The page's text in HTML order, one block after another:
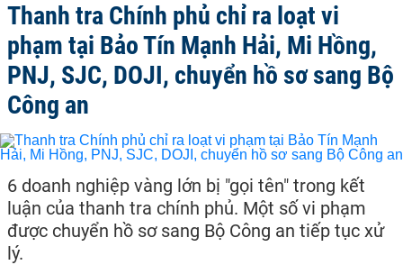
Thanh tra Chính phủ chỉ ra loạt vi
phạm tại Bảo Tín Mạnh Hải, Mi Hồng,
PNJ, SJC, DOJI, chuyển hồ sơ sang Bộ
Công an
6 doanh nghiệp vàng lớn bị "gọi tên" trong kết
luận của thanh tra chính phủ. Một số vi phạm
được chuyển hồ sơ sang Bộ Công an tiếp tục xử
lý.